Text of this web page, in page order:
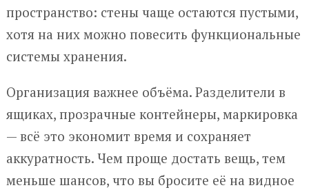
пространство: стены чаще остаются пустыми,
хотя на них можно повесить функциональные
системы хранения.
Организация важнее объёма. Разделители в
ящиках, прозрачные контейнеры, маркировка
— всё это экономит время и сохраняет
аккуратность. Чем проще достать вещь, тем
меньше шансов, что вы бросите её на видное